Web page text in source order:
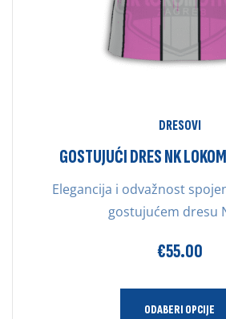
DRESOVI
GOSTUJUĆI DRES NK
Elegancija i odvažnost
gostujućem dresu
€55.00
ODABERI OPCIJE